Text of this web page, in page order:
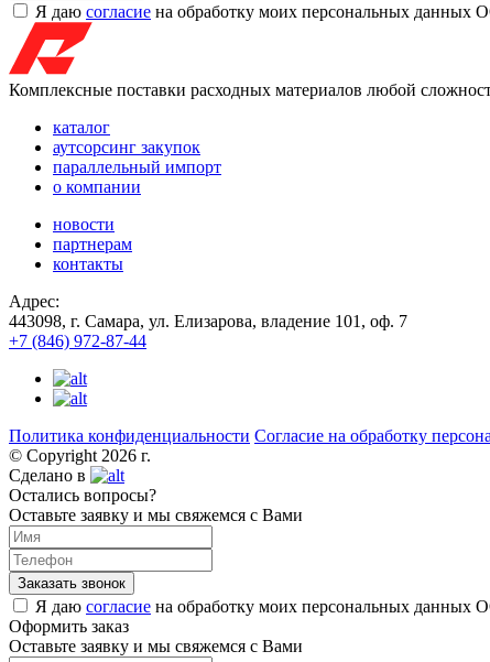
Я даю согласие на обработку моих персональных данных
Комплексные поставки расходных материалов любой
каталог
аутсорсинг закупок
параллельный импорт
о компании
новости
партнерам
контакты
Адрес:
443098, г. Самара, ул. Елизарова, владение 101, оф. 7
+7 (846) 972-87-44
Политика конфиденциальности Согласие на обработку
© Copyright 2026 г.
Сделано в
Остались вопросы?
Оставьте заявку и мы свяжемся с Вами
Я даю согласие на обработку моих персональных данных
Оформить заказ
Оставьте заявку и мы свяжемся с Вами